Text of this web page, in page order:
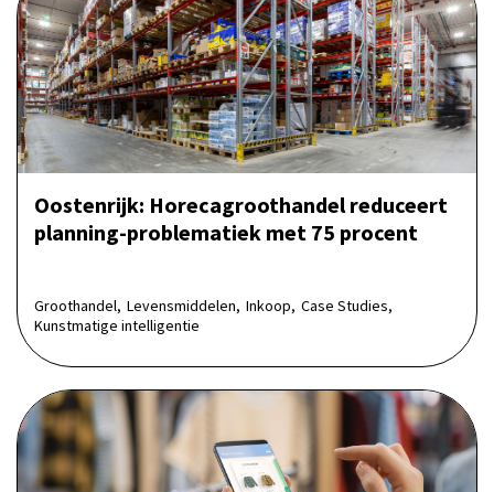
Oostenrijk: Horecagroot­handel reduceert
planning-problematiek met 75 procent
Groothandel, Levensmiddelen, Inkoop, Case Studies,
Kunstmatige intelligentie